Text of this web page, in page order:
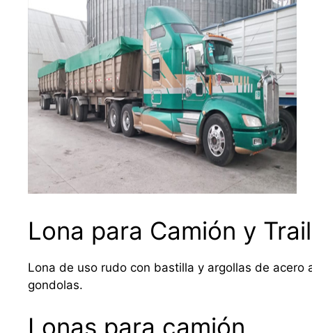
Lona para Camión y
Lona de uso rudo con bastilla y argollas de
gondolas.
Lonas para camión